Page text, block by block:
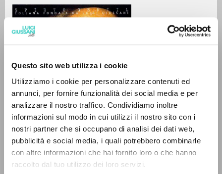
Questo sito web utilizza i cookie
Utilizziamo i cookie per personalizzare contenuti ed
annunci, per fornire funzionalità dei social media e per
analizzare il nostro traffico. Condividiamo inoltre
informazioni sul modo in cui utilizzi il nostro sito con i
nostri partner che si occupano di analisi dei dati web,
pubblicità e social media, i quali potrebbero combinarle
con altre informazioni che hai fornito loro o che hanno
raccolto dal tuo utilizzo dei loro servizi.
Allegri GregorioCompositore
Giovanni Pierluigi da PalestrinaCompositore
Giussani LuigiAutore
IL PROGETTO
Il portale raccoglie e rende accessibili gli scritti
di Luigi Giussani: quasi 5000 voci bibliografiche,
testi integrali in 5 lingue e percorsi tematici
dedicati.